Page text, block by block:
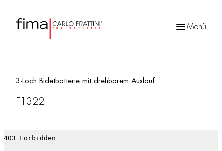
Menü
3-Loch Bidetbatterie mit drehbarem Auslauf
F1322